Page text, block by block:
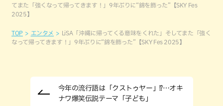
てまた「強くなって帰ってきます！」9年ぶりに“錦を飾った”【SKY Fes
2025】
TOP エンタメ
LiSA「沖縄に帰ってくる意味をくれた」そしてまた「強く
なって帰ってきます！」9年ぶりに“錦を飾った”【SKY Fes 2025】
今年の流行語は「クストゥヤー」⁉…オキ
ナワ爆笑伝説テーマ「子ども」